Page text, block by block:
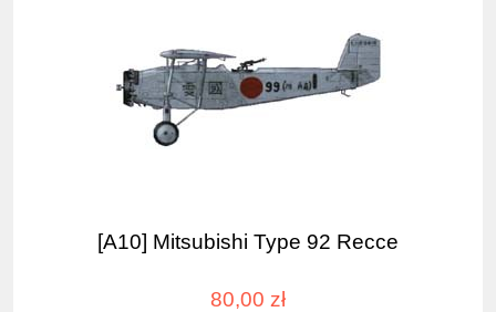
[A10] Mitsubishi Type 92 Recce
80,00 zł